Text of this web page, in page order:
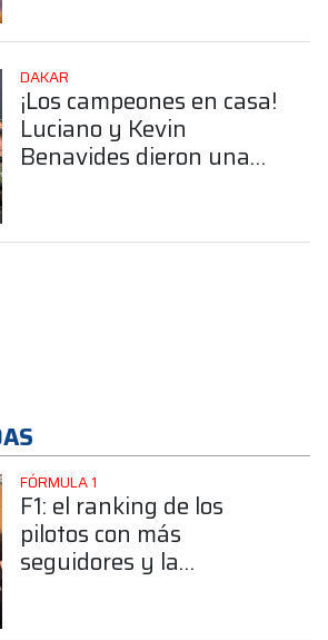
DAKAR
¡Los campeones en casa!
Luciano y Kevin
Benavides dieron una
FÓRMULA 1
F1: el ranking de los
pilotos con más
seguidores y la